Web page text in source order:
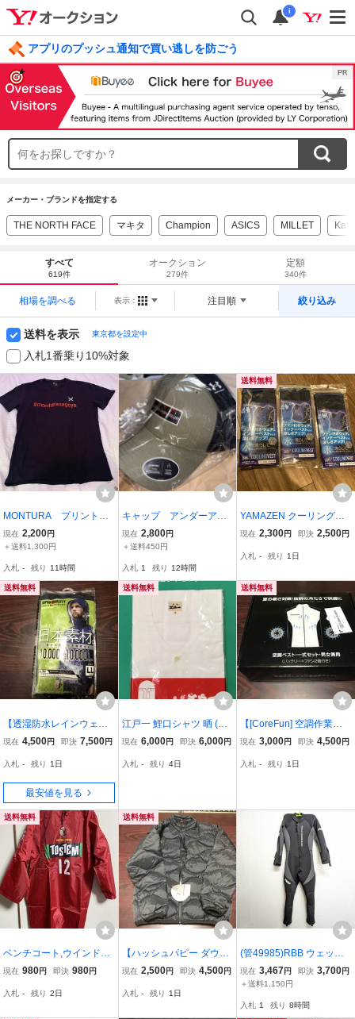
i
アプリのプッシュ通知で買い逃しを防ごう
毎日引けるくじ 今すぐ挑戦 ログイン
メーカー・ブランドを指定する
THE NORTH FACE マキタ Champion ASICS MILLET
すべて
619件
オークション
279件
定額
340件
相場を調べる 表示： 注目順 絞り込み
送料を表示 東京都を設定中
入札1番乗り10%対象
MONTURA プリントＴ
シャツ モンチュラ名古
屋 MONTURA NAGOYA
現在 2,200円
＋送料1,300円
入札 - 残り 11時間
キャップ アンダーアー
マー 新品未使用 袋入
りタグ付き
現在 2,800円
＋送料450円
入札 1 残り 12時間
送料無料
YAMAZEN クーリングベ
スト 未使用品 3着セッ
現在 2,300円 即決 2,500円
入札 - 残り 1日
送料無料
【透湿防水レインウェア
(上下セット) 東レ ブリザ
現在 4,500円 即決 7,500円
入札 - 残り 1日
最安値を見る
送料無料
江戸一 鯉口シャツ 晒 (サ
イズは小 中 大よりお選び
現在 6,000円 即決 6,000円
入札 - 残り 4日
送料無料
【[CoreFun] 空調作業服
ファンバッテリーセット
現在 3,000円 即決 4,500円
入札 - 残り 1日
送料無料
ベンチコート,ウインドブ
レイカー or レインコート
現在 980円 即決 980円
入札 - 残り 2日
送料無料
【ハッシュパピー ダウン
ジャケット Lサイズ】
現在 2,500円 即決 4,500円
入札 - 残り 1日
(管49985)RBB ウェット
スーツ Lサイズ ロックシ
ョア ヒラスズキ
現在 3,467円 即決 3,700円
＋送料1,150円
入札 1 残り 8時間